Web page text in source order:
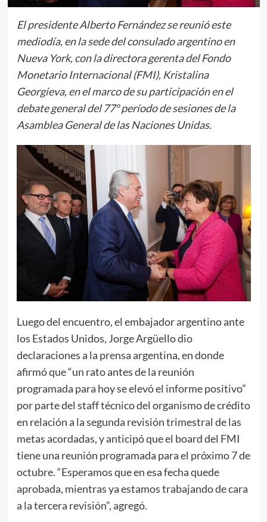
El presidente Alberto Fernández se reunió este
mediodía, en la sede del consulado argentino en
Nueva York, con la directora gerenta del Fondo
Monetario Internacional (FMI), Kristalina
Georgieva, en el marco de su participación en el
debate general del 77º período de sesiones de la
Asamblea General de las Naciones Unidas.
Luego del encuentro, el embajador argentino ante
los Estados Unidos, Jorge Argüello dio
declaraciones a la prensa argentina, en donde
afirmó que “un rato antes de la reunión
programada para hoy se elevó el informe positivo”
por parte del staff técnico del organismo de crédito
en relación a la segunda revisión trimestral de las
metas acordadas, y anticipó que el board del FMI
tiene una reunión programada para el próximo 7 de
octubre. “Esperamos que en esa fecha quede
aprobada, mientras ya estamos trabajando de cara
a la tercera revisión”, agregó.